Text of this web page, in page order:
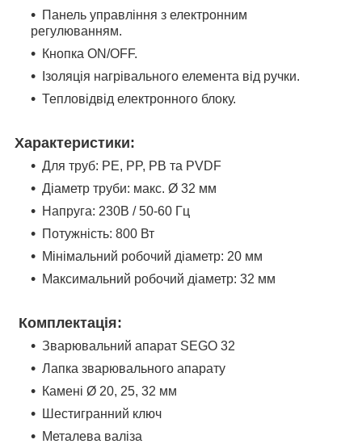
Панель управління з електронним
регулюванням.
Кнопка ON/OFF.
Ізоляція нагрівального елемента від ручки.
Тепловідвід електронного блоку.
Характеристики:
Для труб: PE, PP, PB та PVDF
Діаметр труби: макс. Ø 32 мм
Напруга: 230В / 50-60 Гц
Потужність: 800 Вт
Мінімальний робочий діаметр: 20 мм
Максимальний робочий діаметр: 32 мм
Комплектація:
Зварювальний апарат SEGO 32
Лапка зварювального апарату
Камені Ø 20, 25, 32 мм
Шестигранний ключ
Металева валіза